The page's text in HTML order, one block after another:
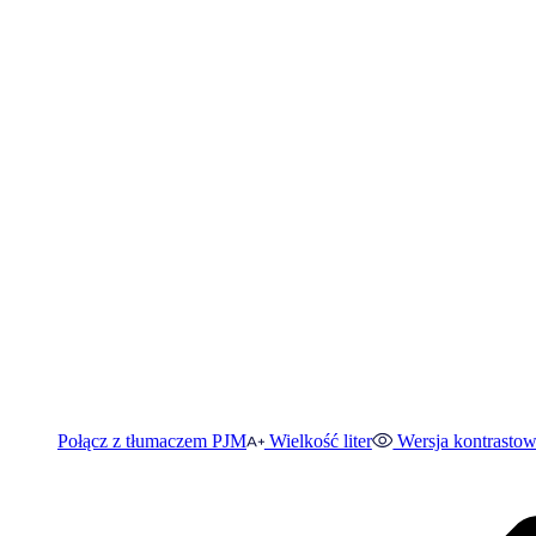
Połącz z tłumaczem PJM Wielkość liter Wersja